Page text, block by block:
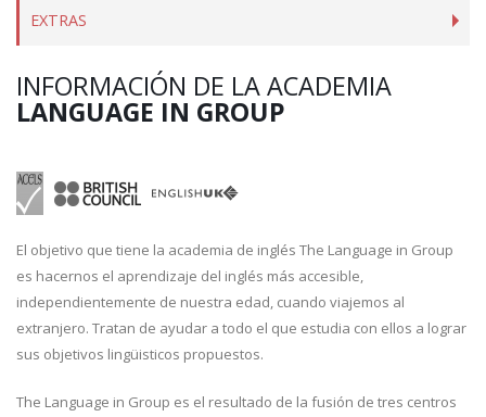
EXTRAS
INFORMACIÓN DE LA ACADEMIA
LANGUAGE IN GROUP
El objetivo que tiene la academia de inglés The Language in Group
es hacernos el aprendizaje del inglés más accesible,
independientemente de nuestra edad, cuando viajemos al
extranjero. Tratan de ayudar a todo el que estudia con ellos a lograr
sus objetivos lingüisticos propuestos.
The Language in Group es el resultado de la fusión de tres centros